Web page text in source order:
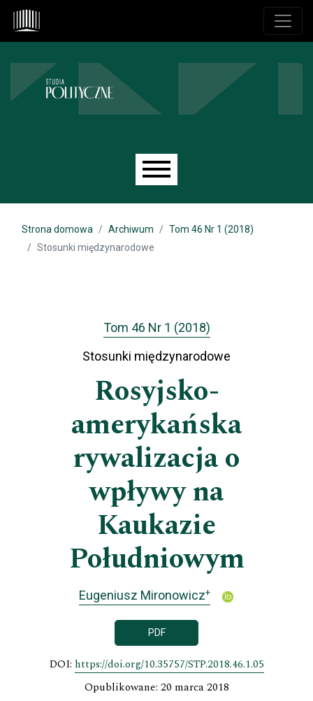
Przejdź do głównego menu
Przejdź do sekcji głównej
Przejdź do stopki
Main menu
Strona domowa Archiwum
Tom 46 Nr 1 (2018)
Stosunki międzynarodowe
Tom 46 Nr 1 (2018)
Stosunki międzynarodowe
Rosyjsko-
amerykańska
rywalizacja o
wpływy na
Kaukazie
Południowym
Eugeniusz Mironowicz+
PDF
DOI: https://doi.org/10.35757/STP.2018.46.1.05
Opublikowane: 20 marca 2018